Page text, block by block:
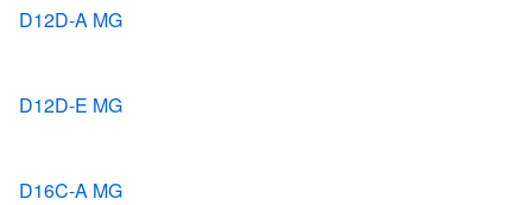
D12D-A MG
D12D-E MG
D16C-A MG